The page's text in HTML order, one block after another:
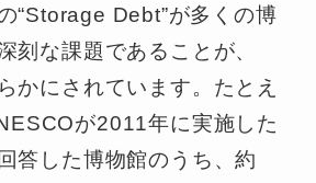
“Storage Debt”が多くの博
刻な課題であることが、
かにされています。たとえ
が2011年に実施した
答した博物館のうち、約